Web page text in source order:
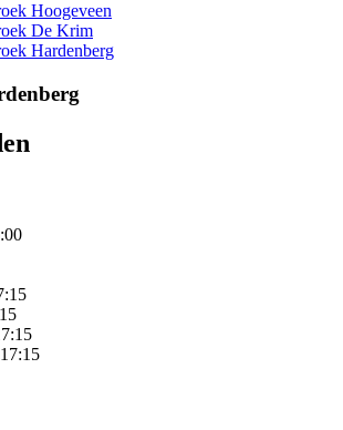
Hoogeveen
De Krim
Hardenberg